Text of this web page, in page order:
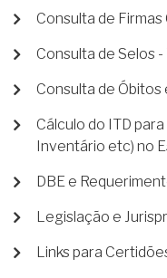
Consulta de Firmas
Consulta de Selos -
Consulta de Óbitos
Cálculo do ITD
Inventário etc) no
DBE e
Legislação e
Links para